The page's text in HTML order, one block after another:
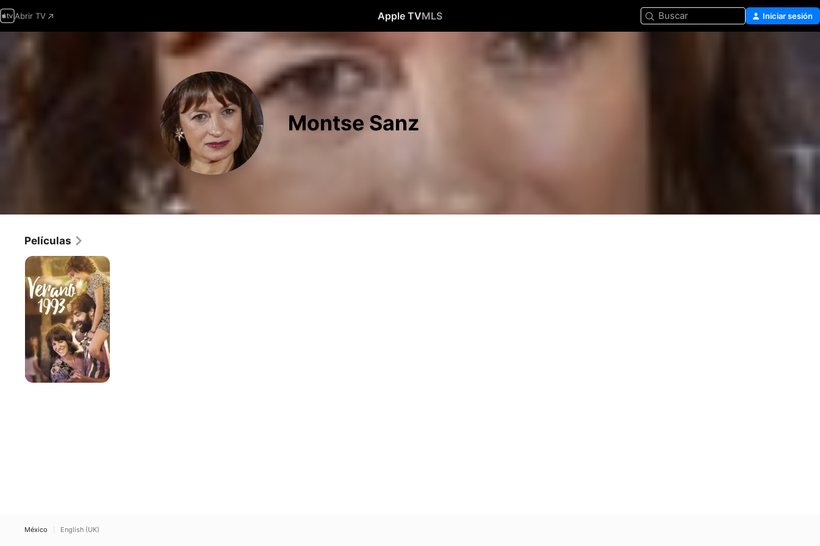
Abrir TV Apple TVMLS Buscar Iniciar sesión
Montse Sanz
Películas
Verano
1993
México English (UK)